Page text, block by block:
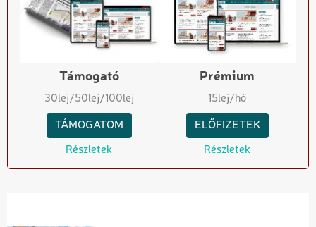
Támogató
30lej/50lej/100lej
TÁMOGATOM
Részletek
Prémium
15lej/hó
ELŐFIZETEK
Részletek